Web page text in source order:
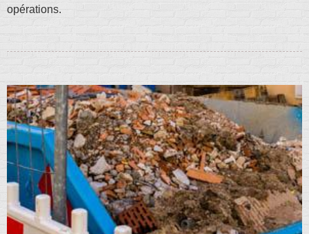
opérations.